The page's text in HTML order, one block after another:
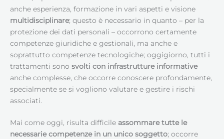
anche esperienza, formazione in vari aspetti e visione
multidisciplinare; questo è necessario in quanto – per la
protezione dei dati personali – occorrono certamente
competenze giuridiche e gestionali, ma anche e
soprattutto competenze tecnologiche; oggigiorno, tutti i
trattamenti sono svolti con infrastrutture informative
anche complesse, che occorre conoscere profondamente,
specialmente se si vogliono valutare e gestire i rischi
associati.
Mai come oggi, risulta difficile assommare tutte le
necessarie competenze in un unico soggetto; occorre